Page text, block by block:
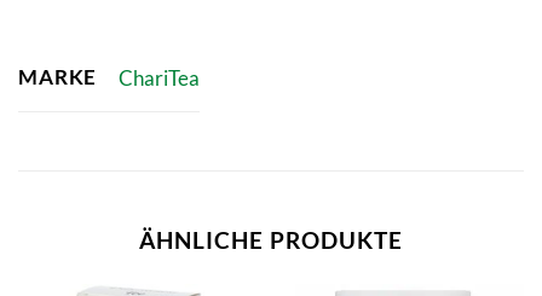
MARKE ChariTea
ÄHNLICHE PRODUKTE